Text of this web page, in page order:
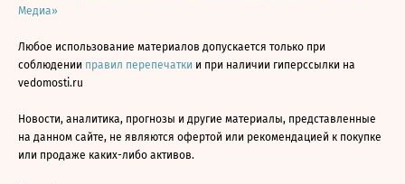
Медиа»
Любое использование материалов допускается только при
соблюдении правил перепечатки и при наличии гиперссылки на
vedomosti.ru
Новости, аналитика, прогнозы и другие материалы, представленные
на данном сайте, не являются офертой или рекомендацией к покупке
или продаже каких-либо активов.